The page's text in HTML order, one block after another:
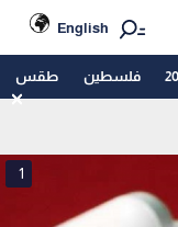
English
فلسطين طقس
1